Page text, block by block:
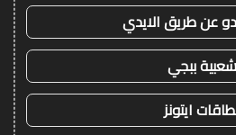
عن طريق الايدي
شعبية ببجي
ايتونز